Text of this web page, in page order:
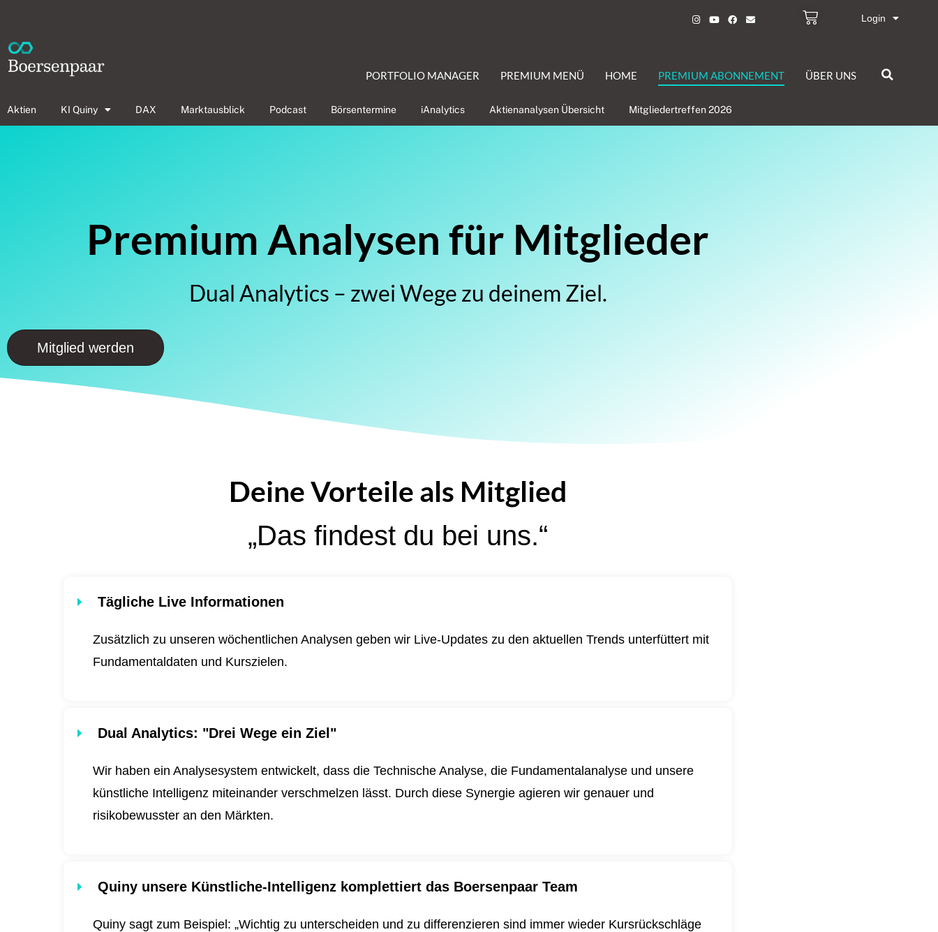
Login
PORTFOLIO MANAGER PREMIUM MENÜ HOME PREMIUM ABONNEMENT ÜBER UNS
Aktien KI Quiny DAX Marktausblick Podcast Börsentermine iAnalytics Aktienanalysen Übersicht Mitgliedertreffen 2026
Premium Analysen für Mitglieder
Dual Analytics – zwei Wege zu deinem Ziel.
Mitglied werden
Deine Vorteile als Mitglied
„Das findest du bei uns.“
Tägliche Live Informationen
Zusätzlich zu unseren wöchentlichen Analysen geben wir Live-Updates zu den aktuellen Trends unterfüttert mit
Fundamentaldaten und Kurszielen.
Dual Analytics: "Drei Wege ein Ziel"
Wir haben ein Analysesystem entwickelt, dass die Technische Analyse, die Fundamentalanalyse und unsere
künstliche Intelligenz miteinander verschmelzen lässt. Durch diese Synergie agieren wir genauer und
risikobewusster an den Märkten.
Quiny unsere Künstliche-Intelligenz komplettiert das Boersenpaar Team
Quiny sagt zum Beispiel: „Wichtig zu unterscheiden und zu differenzieren sind immer wieder Kursrückschläge